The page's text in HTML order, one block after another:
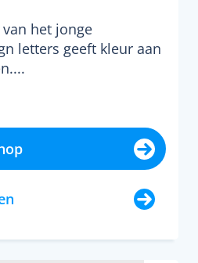
het jonge
letters geeft kleur aan